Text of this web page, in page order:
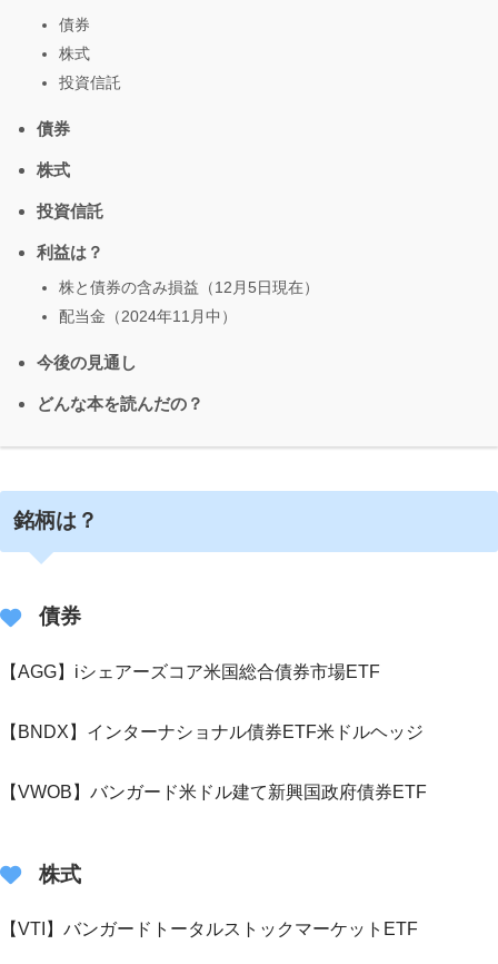
債券
株式
投資信託
債券
株式
投資信託
利益は？
株と債券の含み損益（12月5日現在）
配当金（2024年11月中）
今後の見通し
どんな本を読んだの？
銘柄は？
債券
【AGG】iシェアーズコア米国総合債券市場ETF
【BNDX】インターナショナル債券ETF米ドルヘッジ
【VWOB】バンガード米ドル建て新興国政府債券ETF
株式
【VTI】バンガードトータルストックマーケットETF